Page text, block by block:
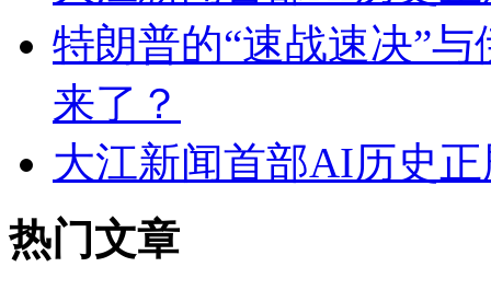
特朗普的“速战速决”
来了？
大江新闻首部AI历史
热门文章